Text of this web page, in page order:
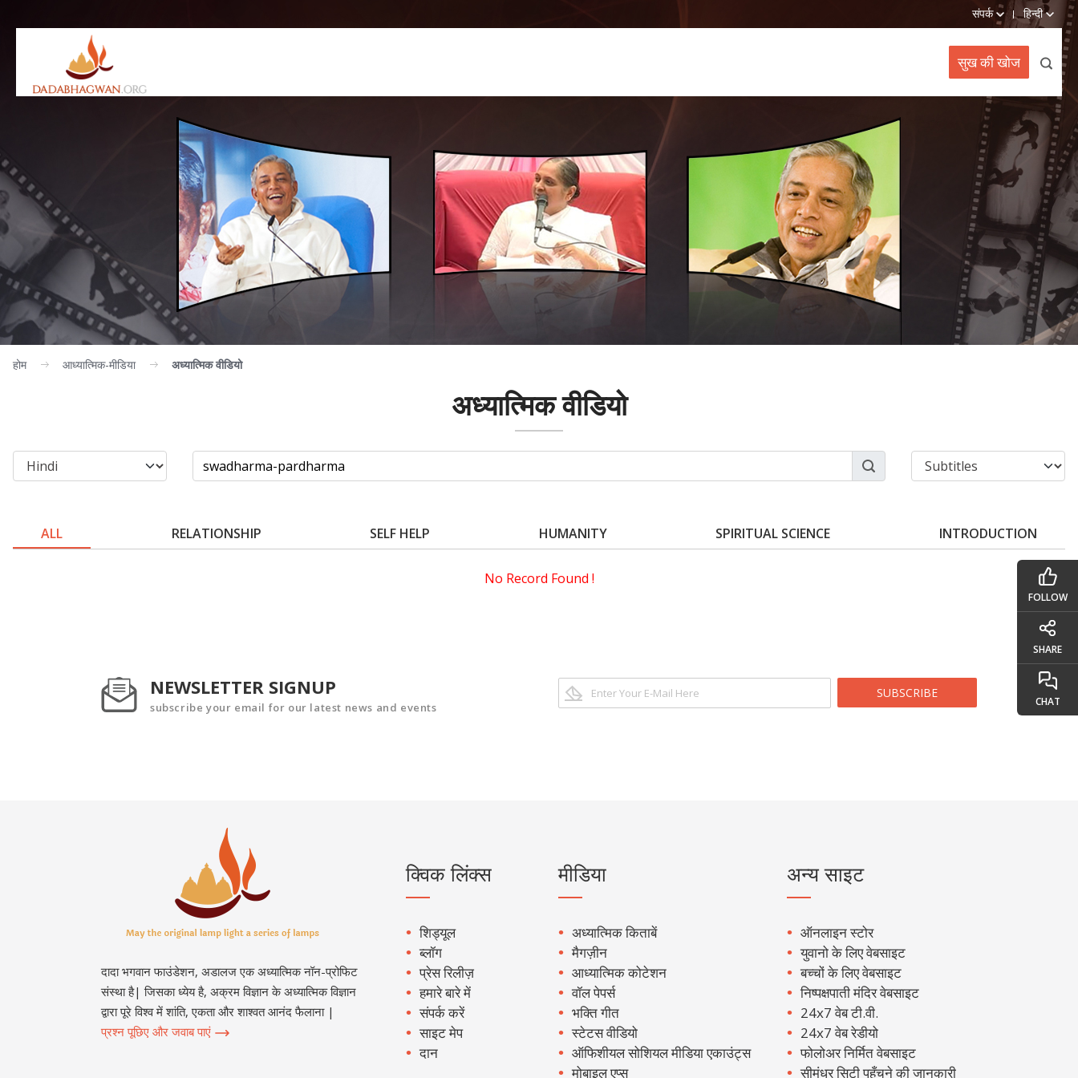
संपर्क हिन्दी
सुख की खोज
होम आध्यात्मिक-मीडिया अध्यात्मिक वीडियो
अध्यात्मिक वीडियो
ALL RELATIONSHIP SELF HELP HUMANITY SPIRITUAL SCIENCE INTRODUCTION
No Record Found !
NEWSLETTER SIGNUP
subscribe your email for our latest news and events
SUBSCRIBE
दादा भगवान फाउंडेशन, अडालज एक अध्यात्मिक नॉन-प्रोफिट
संस्था है| जिसका ध्येय है, अक्रम विज्ञान के अध्यात्मिक विज्ञान
द्वारा पूरे विश्व में शांति, एकता और शाश्वत आनंद फैलाना |
प्रश्न पूछिए और जवाब पाएं
क्विक लिंक्स
शिड्यूल
ब्लॉग
प्रेस रिलीज़
हमारे बारे में
संपर्क करें
साइट मेप
दान
मीडिया
अध्यात्मिक किताबें
मैगज़ीन
आध्यात्मिक कोटेशन
वॉल पेपर्स
भक्ति गीत
स्टेटस वीडियो
ऑफिशीयल सोशियल मीडिया एकाउंट्स
मोबाइल एप्स
अन्य साइट
ऑनलाइन स्टोर
युवानो के लिए वेबसाइट
बच्चों के लिए वेबसाइट
निष्पक्षपाती मंदिर वेबसाइट
24x7 वेब टी.वी.
24x7 वेब रेडीयो
फोलोअर निर्मित वेबसाइट
सीमंधर सिटी पहुँचने की जानकारी
FOLLOW
SHARE
CHAT